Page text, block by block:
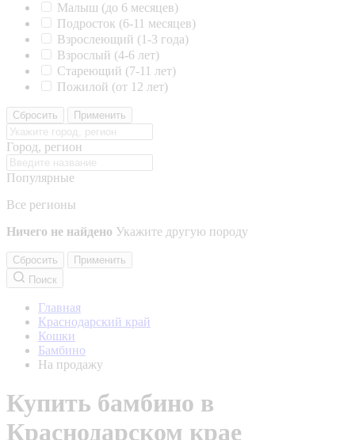
Малыш (до 6 месяцев)
Подросток (6-11 месяцев)
Взрослеющий (1-3 года)
Взрослый (4-6 лет)
Стареющий (7-11 лет)
Пожилой (от 12 лет)
Сбросить Применить
Город, регион
Популярные
Все регионы
Ничего не найдено Укажите другую породу
Сбросить
Применить
Поиск
Главная
Краснодарский край
Кошки
Бамбино
На продажу
Купить бамбино в
Краснодарском крае